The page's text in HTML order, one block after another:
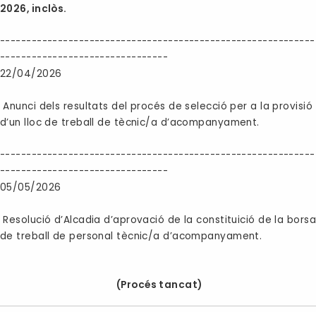
2026, inclòs.
------------------------------------------------------------
--------------------------------
22/04/2026
Anunci dels resultats del procés de selecció per a la provisió
d’un lloc de treball de tècnic/a d’acompanyament.
------------------------------------------------------------
--------------------------------
05/05/2026
Resolució d’Alcadia d’aprovació de la constituició de la borsa
de treball de personal tècnic/a d’acompanyament.
(Procés tancat)